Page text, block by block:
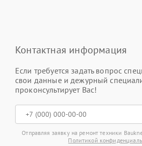
Контактная информация
Если требуется задать вопрос
свои данные и дежурный
проконсультирует Вас!
Отправляя заявку на ремонт техники
Политикой